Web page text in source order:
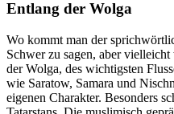
Entlang der Wolga
Wo kommt man der
Schwer zu sagen, aber
der Wolga, des wichtigsten
wie Saratow, Samara und
eigenen Charakter. Besonders